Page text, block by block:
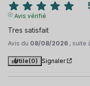
Avis vérifié
Tres satisfait
Avis du 08/08/2026 , suite
Utile(0) Signaler